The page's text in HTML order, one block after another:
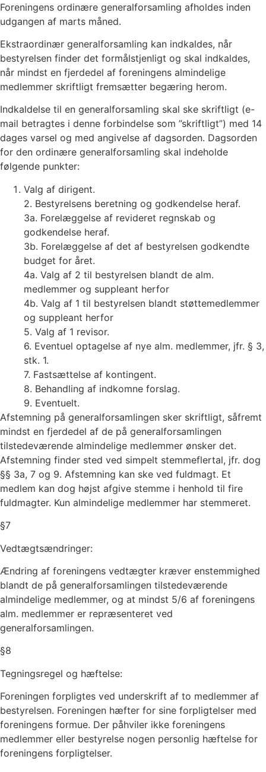
Foreningens ordinære generalforsamling afholdes inden
udgangen af marts måned.
Ekstraordinær generalforsamling kan indkaldes, når
bestyrelsen finder det formålstjenligt og skal indkaldes,
når mindst en fjerdedel af foreningens almindelige
medlemmer skriftligt fremsætter begæring herom.
Indkaldelse til en generalforsamling skal ske skriftligt (e-
mail betragtes i denne forbindelse som ”skriftligt”) med 14
dages varsel og med angivelse af dagsorden. Dagsorden
for den ordinære generalforsamling skal indeholde
følgende punkter:
Valg af dirigent.
2. Bestyrelsens beretning og godkendelse heraf.
3a. Forelæggelse af revideret regnskab og
godkendelse heraf.
3b. Forelæggelse af det af bestyrelsen godkendte
budget for året.
4a. Valg af 2 til bestyrelsen blandt de alm.
medlemmer og suppleant herfor
4b. Valg af 1 til bestyrelsen blandt støttemedlemmer
og suppleant herfor
5. Valg af 1 revisor.
6. Eventuel optagelse af nye alm. medlemmer, jfr. § 3,
stk. 1.
7. Fastsættelse af kontingent.
8. Behandling af indkomne forslag.
9. Eventuelt.
Afstemning på generalforsamlingen sker skriftligt, såfremt
mindst en fjerdedel af de på generalforsamlingen
tilstedeværende almindelige medlemmer ønsker det.
Afstemning finder sted ved simpelt stemmeflertal, jfr. dog
§§ 3a, 7 og 9. Afstemning kan ske ved fuldmagt. Et
medlem kan dog højst afgive stemme i henhold til fire
fuldmagter. Kun almindelige medlemmer har stemmeret.
§7
Vedtægtsændringer:
Ændring af foreningens vedtægter kræver enstemmighed
blandt de på generalforsamlingen tilstedeværende
almindelige medlemmer, og at mindst 5/6 af foreningens
alm. medlemmer er repræsenteret ved
generalforsamlingen.
§8
Tegningsregel og hæftelse:
Foreningen forpligtes ved underskrift af to medlemmer af
bestyrelsen. Foreningen hæfter for sine forpligtelser med
foreningens formue. Der påhviler ikke foreningens
medlemmer eller bestyrelse nogen personlig hæftelse for
foreningens forpligtelser.